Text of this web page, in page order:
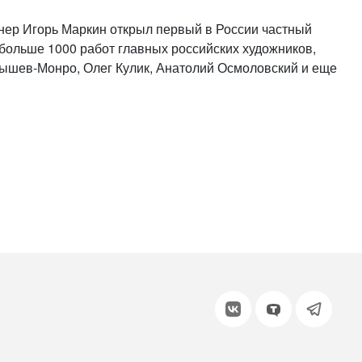
Игорь Маркин открыл первый в России частный
1000 работ главных российских художников,
Монро, Олег Кулик, Анатолий Осмоловский и еще